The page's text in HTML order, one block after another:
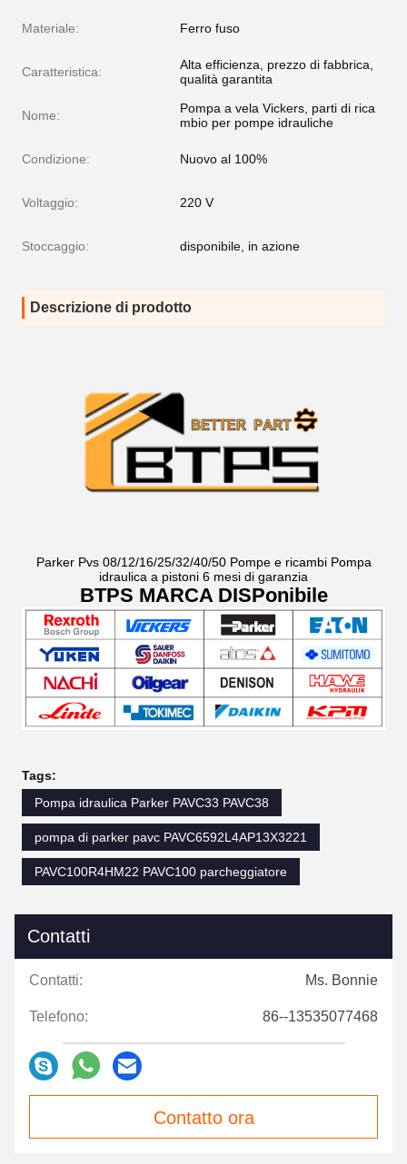
Materiale: Ferro fuso
Caratteristica:
Alta efficienza, prezzo di fabbrica,
qualità garantita
Nome:
Pompa a vela Vickers, parti di rica
mbio per pompe idrauliche
Condizione: Nuovo al 100%
Voltaggio: 220 V
Stoccaggio: disponibile, in azione
Descrizione di prodotto
Parker Pvs 08/12/16/25/32/40/50 Pompe e ricambi Pompa
idraulica a pistoni 6 mesi di garanzia
BTPS MARCA DISPonibile
Tags:
Pompa idraulica Parker PAVC33 PAVC38
pompa di parker pavc PAVC6592L4AP13X3221
PAVC100R4HM22 PAVC100 parcheggiatore
Contatti
Contatti: Ms. Bonnie
Telefono: 86--13535077468
Contatto ora